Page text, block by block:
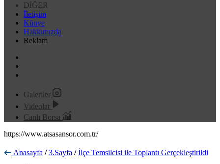
DİĞER
İletişim
Künye
Hakkımızda
Reklam
Galeriler
Videolar
Canlı Borsa
https://www.atsasansor.com.tr/
Anasayfa / 3.Sayfa / İlçe Temsilcisi ile Toplantı Gerçekleştirildi